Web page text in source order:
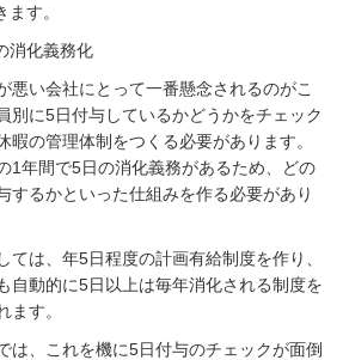
す。
消化義務化
悪い会社にとって一番懸念されるのがこ
別に5日付与しているかどうかをチェック
暇の管理体制をつくる必要があります。
1年間で5日の消化義務があるため、どの
するかといった仕組みを作る必要があり
ては、年5日程度の計画有給制度を作り、
自動的に5日以上は毎年消化される制度を
ます。
は、これを機に5日付与のチェックが面倒